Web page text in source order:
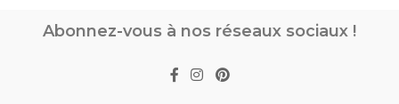
Abonnez-vous à nos réseaux sociaux !